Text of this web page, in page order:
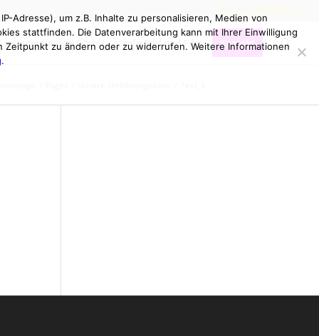
gemeinnützige GmbH info Bild und Film Kontakt
Adresse), um z.B. Inhalte zu personalisieren, Medien von
stattfinden. Die Datenverarbeitung kann mit Ihrer Einwilligung
zu ändern oder zu widerrufen. Weitere Informationen
.